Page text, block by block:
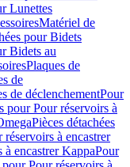
Lunettes
Matériel de
pour Bidets
Bidets au
Plaques de
de
de déclenchementPour
pour Pour réservoirs à
Pièces détachées
réservoirs à encastrer
à encastrer KappaPour